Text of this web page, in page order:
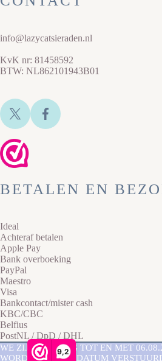
9,2
WE ZIJN AFWEZIG TOT EN MET
WORDT NA DEZE DATUM
info@lazycatsieraden.nl
KvK nr: 81458592
BTW: NL862101943B01
BETALEN EN
Ideal
Achteraf betalen
Apple Pay
Bank overboeking
PayPal
Maestro
Visa
Bankcontact/mister cash
KBC/CBC
Belfius
PostNL / DpD / DHL
Copyright © 2026 Lazy Cat Sieraden -
Sitemap- Website laten maken